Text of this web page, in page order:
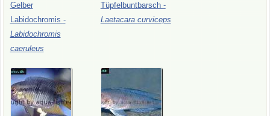
Gelber
Labidochromis -
Labidochromis
caeruleus
Tüpfelbuntbarsch -
Laetacara curviceps